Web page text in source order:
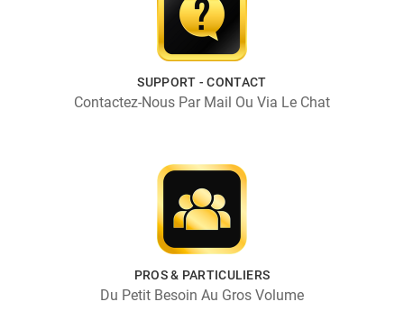
SUPPORT - CONTACT
Contactez-Nous Par Mail Ou Via Le Chat
PROS & PARTICULIERS
Du Petit Besoin Au Gros Volume